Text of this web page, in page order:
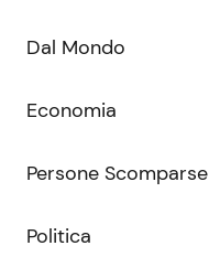
Dal Mondo
Economia
Persone Scomparse
Politica